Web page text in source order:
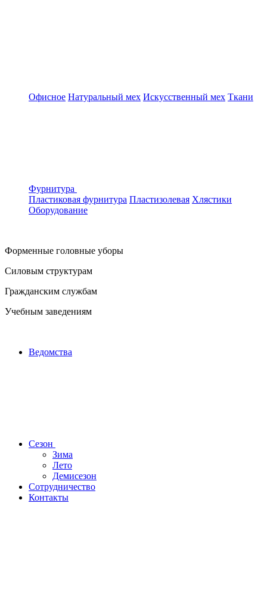
Офисное Натуральный мех Искусственный мех Ткани
Фурнитура
Пластиковая фурнитура Пластизолевая Хлястики
Оборудование
Форменные головные уборы
Силовым структурам
Гражданским службам
Учебным заведениям
Ведомства
Сезон
Зима
Лето
Демисезон
Сотрудничество
Контакты